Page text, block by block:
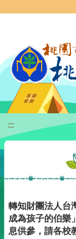
:::
轉知財團法人台
成為孩子的伯樂
息供參，請各校